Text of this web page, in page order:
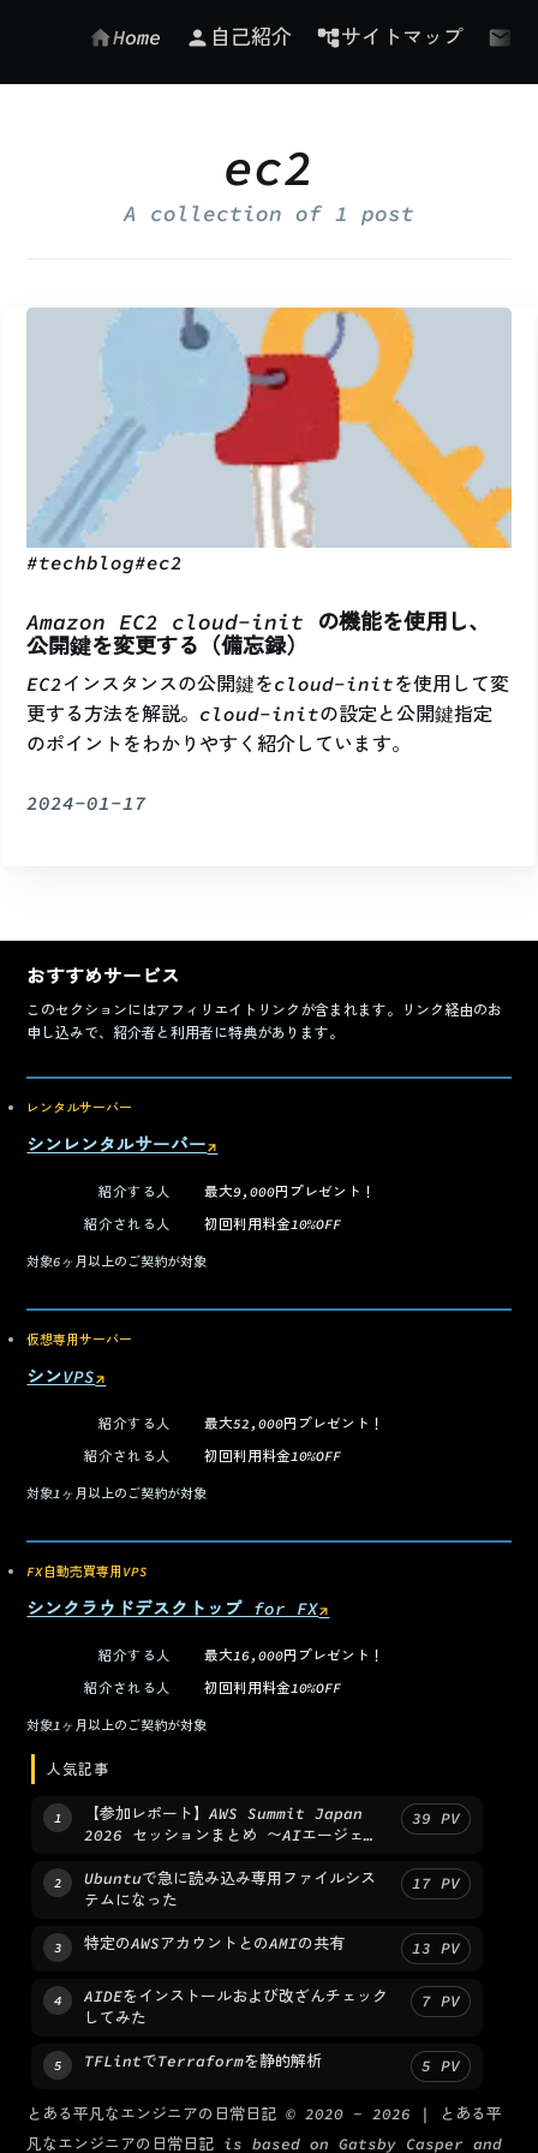
Home 自己紹介 サイトマップ
ec2
A collection of 1 post
#techblog#ec2
Amazon EC2 cloud-init の機能を使用し、
公開鍵を変更する（備忘録）
EC2インスタンスの公開鍵をcloud-initを使用して変
更する方法を解説。cloud-initの設定と公開鍵指定
のポイントをわかりやすく紹介しています。
2024-01-17
おすすめサービス
このセクションにはアフィリエイトリンクが含まれます。リンク経由のお
申し込みで、紹介者と利用者に特典があります。
レンタルサーバー
シンレンタルサーバー↗
（新しいタブで開く）
紹介する人
最大9,000円プレゼント！
紹介される人
初回利用料金10%OFF
対象6ヶ月以上のご契約が対象
仮想専用サーバー
シンVPS↗
（新しいタブで開く）
紹介する人
最大52,000円プレゼント！
紹介される人
初回利用料金10%OFF
対象 1ヶ月以上のご契約が対象
FX自動売買専用VPS
シンクラウドデスクトップ for FX↗
（新しいタブで開く）
紹介する人
最大16,000円プレゼント！
紹介される人
初回利用料金10%OFF
対象 1ヶ月以上のご契約が対象
人気記事
1
【参加レポート】AWS Summit Japan
2026 セッションまとめ 〜AIエージェン
39 PV
2
Ubuntuで急に読み込み専用ファイルシス
テムになった
17 PV
3 特定のAWSアカウントとのAMIの共有 13 PV
4
AIDEをインストールおよび改ざんチェック
してみた
7 PV
5 TFLintでTerraformを静的解析 5 PV
とある平凡なエンジニアの日常日記 © 2020 -2026 |
とある平
凡なエンジニアの日常日記 is based on Gatsby Casper and